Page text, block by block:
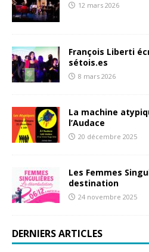
12 mars 2026
François Liberti
sétois.es
8 mars 2026
La machine
l’Audace
20 décembre 2025
Les Femmes
destination
24 novembre 2025
DERNIERS ARTICLES